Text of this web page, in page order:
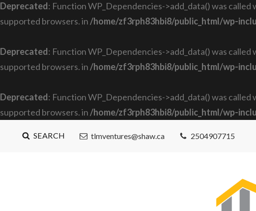
Deprecated: Function WP_Dependencies->add_data() was called
supported browsers. in /home/zf3rph83hbi8/public_html/wp-
Deprecated: Function WP_Dependencies->add_data() was called
supported browsers. in /home/zf3rph83hbi8/public_html/wp-
Deprecated: Function WP_Dependencies->add_data() was called
supported browsers. in /home/zf3rph83hbi8/public_html/wp-
SEARCH tlmventures@shaw.ca 2504907715